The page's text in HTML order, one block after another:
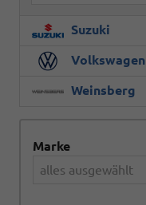
Suzuki
Volkswagen
Weinsberg
Marke
alles ausgewählt